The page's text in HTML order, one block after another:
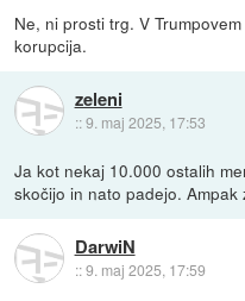
Ne, ni prosti trg. V
korupcija.
zeleni
::9. maj 2025, 17:53
Ja kot nekaj 10.000 ostalih
skočijo in nato padejo.
DarwiN
::9. maj 2025, 17:59